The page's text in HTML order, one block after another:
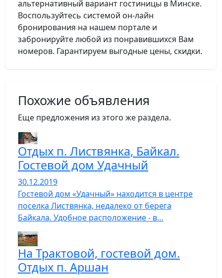
альтернативный вариант гостиницы в Минске.
Воспользуйтесь системой он-лайн
бронирования на нашем портале и
забронируйте любой из понравившихся Вам
номеров. Гарантируем выгодные цены, скидки.
Похожие объявления
Еще предложения из этого же раздела.
Отдых п. Листвянка, Байкал.
Гостевой дом Удачный
30.12.2019
Гостевой дом «Удачный» находится в центре
поселка Листвянка, недалеко от берега
Байкала. Удобное расположение - в…
На Трактовой, гостевой дом.
Отдых п. Аршан